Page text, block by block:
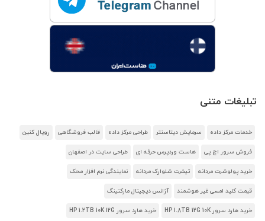
تبلیغات متنی
خدمات مرکز داده سرمایش دیتاسنتر طراحی مرکز داده قالب فروشگاهی رویال کنین
فروش سرور اچ پی هاست وردپرس حرفه ای طراحی سایت در اصفهان
خرید پولوشرت مردانه تیشرت شلوارک مردانه نمایندگی نرم افزار محک
قیمت کلید لمسی غیر هوشمند آژانس دیجیتال مارکتینگ
خرید هارد سرور HP 1.8TB 12G 10K خرید هارد سرور HP 1.2TB 10K 12G